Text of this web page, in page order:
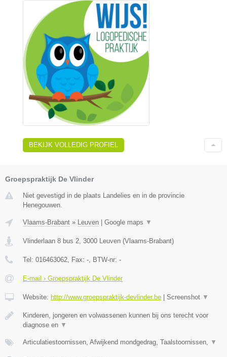
BEKIJK VOLLEDIG PROFIEL
Groepspraktijk De Vlinder
Niet gevestigd in de plaats Landelies en in de provincie
Henegouwen.
Vlaams-Brabant » Leuven Google maps ▼
Vlinderlaan 8 bus 2, 3000 Leuven (Vlaams-Brabant)
Tel: 016463062, Fax: -, BTW-nr: -
E-mail › Groepspraktijk De Vlinder
Website: http://www.groepspraktijk-devlinder.be Screenshot ▼
Kinderen, jongeren en volwassenen kunnen bij ons terecht voor
diagnose en ▼
Articulatiestoornissen, Afwijkend mondgedrag, Taalstoornissen, ▼